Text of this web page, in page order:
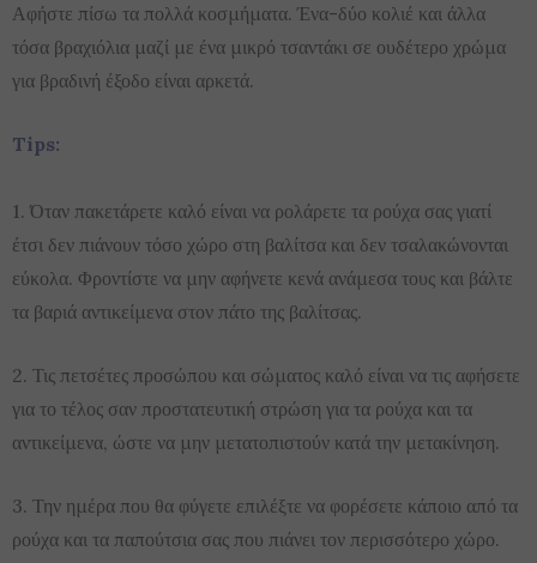
Αφήστε πίσω τα πολλά κοσμήματα. Ένα-δύο κολιέ και άλλα
τόσα βραχιόλια μαζί με ένα μικρό τσαντάκι σε ουδέτερο χρώμα
για βραδινή έξοδο είναι αρκετά.
Tips:
1. Όταν πακετάρετε καλό είναι να ρολάρετε τα ρούχα σας γιατί
έτσι δεν πιάνουν τόσο χώρο στη βαλίτσα και δεν τσαλακώνονται
εύκολα. Φροντίστε να μην αφήνετε κενά ανάμεσα τους και βάλτε
τα βαριά αντικείμενα στον πάτο της βαλίτσας.
2. Τις πετσέτες προσώπου και σώματος καλό είναι να τις αφήσετε
για το τέλος σαν προστατευτική στρώση για τα ρούχα και τα
αντικείμενα, ώστε να μην μετατοπιστούν κατά την μετακίνηση.
3. Την ημέρα που θα φύγετε επιλέξτε να φορέσετε κάποιο από τα
ρούχα και τα παπούτσια σας που πιάνει τον περισσότερο χώρο.